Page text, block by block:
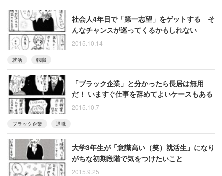
社会人4年目で「第一志望」をゲットする そ
んなチャンスが巡ってくるかもしれない
2015.10.14
就活 転職
「ブラック企業」と分かったら長居は無用
だ！ いますぐ仕事を辞めてよいケースもある
2015.10.7
ブラック企業 退職
大学3年生が「意識高い（笑）就活生」になり
がちな初期段階で気をつけたいこと
2015.9.25